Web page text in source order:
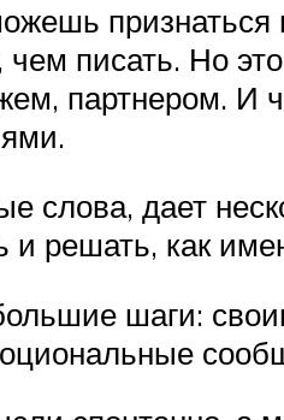
признаться
писать. Но
партнером. И
слова, дает
решать, как
шаги: